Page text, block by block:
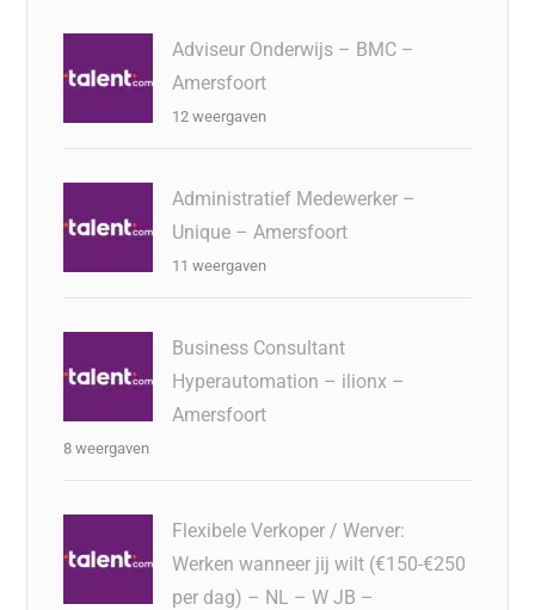
Adviseur Onderwijs – BMC –
Amersfoort
12 weergaven
Administratief Medewerker –
Unique – Amersfoort
11 weergaven
Business Consultant
Hyperautomation – ilionx –
Amersfoort
8 weergaven
Flexibele Verkoper / Werver:
Werken wanneer jij wilt (€150-€250
per dag) – NL – W JB –